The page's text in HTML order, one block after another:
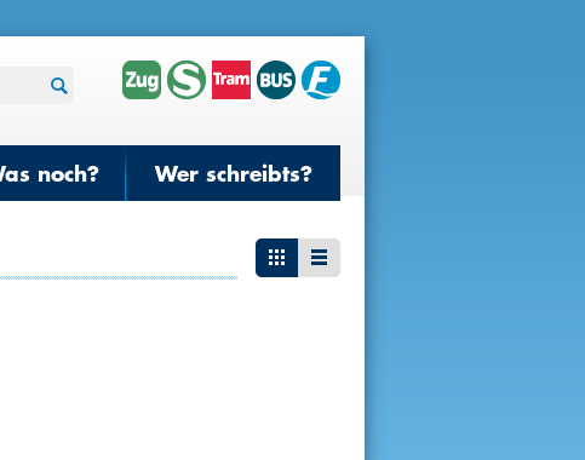
noch? Wer schreibts?